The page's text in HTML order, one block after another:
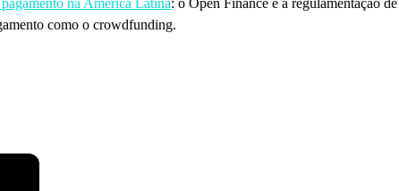
como o crowdfunding.